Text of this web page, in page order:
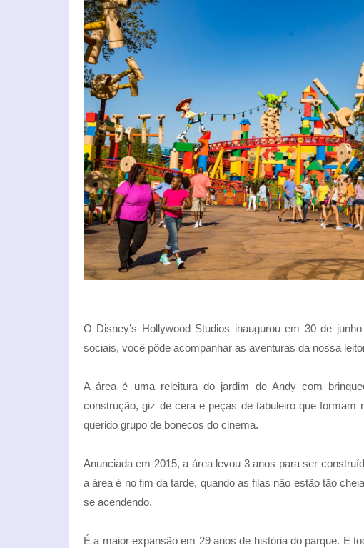
O Disney’s Hollywood Studios inaugurou em 30 de
sociais, você pôde acompanhar as aventuras da nossa
A área é uma releitura do jardim de Andy com
construção, giz de cera e peças de tabuleiro que
querido grupo de bonecos do cinema.
Anunciada em 2015, a área levou 3 anos para ser
a área é no fim da tarde, quando as filas não estão tão
se acendendo.
É a maior expansão em 29 anos de história do parque. E